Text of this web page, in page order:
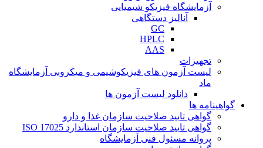
آزمایشگاه فیزیکو شیمیایی
آنالیز دستگاهی
GC
HPLC
AAS
تجهیزات
لیست آزمون های فیزیکوشیمی و میکروبی آزمایشگاه
ماد
دانلود لیست آزمون ها
گواهینامه ها
گواهی تایید صلاحیت سازمان غذا و دارو
گواهی تایید صلاحیت سازمان استاندارد ISO 17025
پروانه مسئول فنی آزمایشگاه